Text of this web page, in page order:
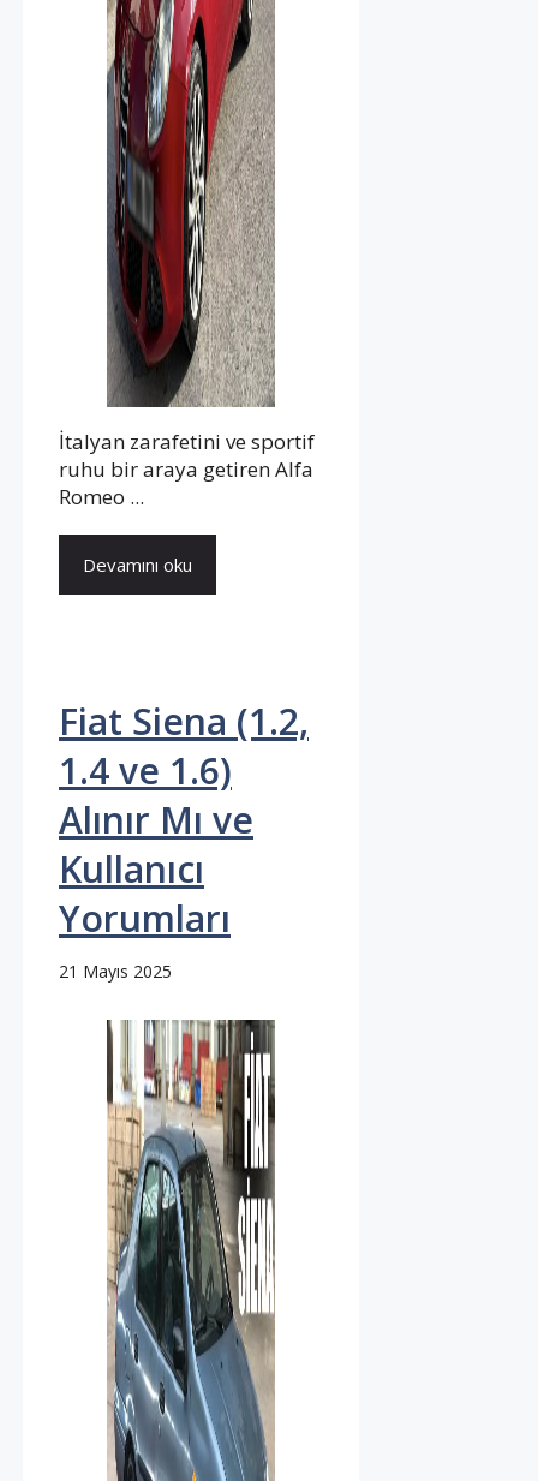
İtalyan zarafetini ve sportif
ruhu bir araya getiren Alfa
Romeo ...
Devamını oku
Fiat Siena (1.2,
1.4 ve 1.6)
Alınır Mı ve
Kullanıcı
Yorumları
21 Mayıs 2025